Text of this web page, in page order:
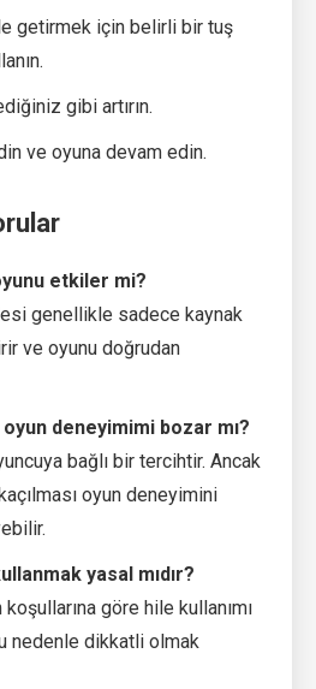
getirmek için belirli bir tuş
gibi artırın.
ve oyuna devam edin.
etkiler mi?
genellikle sadece kaynak
ve oyunu doğrudan
deneyimimi bozar mı?
bağlı bir tercihtir. Ancak
oyun deneyimini
yasal mıdır?
koşullarına göre hile kullanımı
nedenle dikkatli olmak